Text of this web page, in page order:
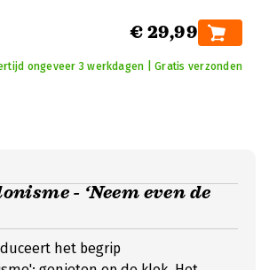
€ 29,99
ongeveer 3 werkdagen | Gratis verzonden
- ‘Neem even de
het begrip